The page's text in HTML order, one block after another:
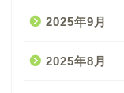
2025年9月
2025年8月